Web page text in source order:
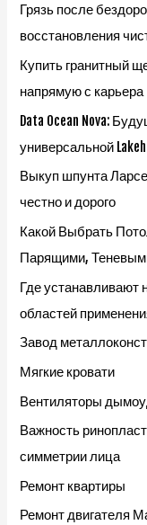
Грязь после
восстановления
Купить гранитный
напрямую с карьера
Data Ocean Nova:
универсальной
Выкуп шпунта
честно и дорого
Какой Выбрать
Парящими,
Где устанавливают
областей
Завод
Мягкие кровати
Вентиляторы
Важность
симметрии лица
Ремонт квартиры
Ремонт двигателя